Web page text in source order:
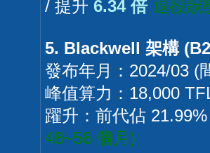
/ 提升 6.34 倍 退役狀
5. Blackwell 架構
發布年月：2024/03 (
峰值算力：18,000
躍升：前代佔
48~56 個月)